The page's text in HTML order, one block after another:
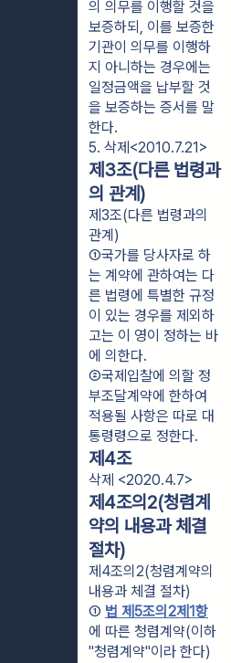
의 의무를 이행할 것을
보증하되, 이를 보증한
기관이 의무를 이행하
지 아니하는 경우에는
일정금액을 납부할 것
을 보증하는 증서를 말
한다.
5. 삭제<2010.7.21>
제3조(다른 법령과
의 관계)
제3조(다른 법령과의
관계)
①국가를 당사자로 하
는 계약에 관하여는 다
른 법령에 특별한 규정
이 있는 경우를 제외하
고는 이 영이 정하는 바
에 의한다.
②국제입찰에 의할 정
부조달계약에 한하여
적용될 사항은 따로 대
통령령으로 정한다.
제4조
삭제 <2020.4.7>
제4조의2(청렴계
약의 내용과 체결
절차)
제4조의2(청렴계약의
내용과 체결 절차)
① 법 제5조의2제1항
에 따른 청렴계약(이하
"청렴계약"이라 한다)